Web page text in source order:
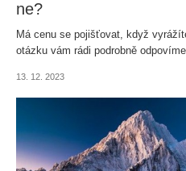
ne?
Má cenu se pojišťovat, když
otázku vám rádi podrobně
13. 12. 2023